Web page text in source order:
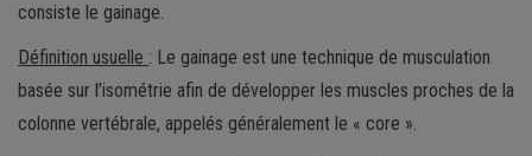
consiste le gainage.
Définition usuelle : Le gainage est une technique de musculation
basée sur l’isométrie afin de développer les muscles proches de la
colonne vertébrale, appelés généralement le « core ».